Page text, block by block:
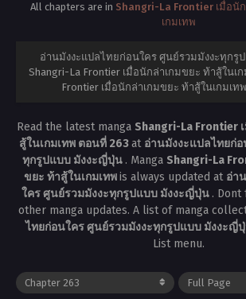
All chapters are in Shangri-La Frontier เมื่อนั
เกมเทพ
อ่านมังงะแปลไทยก่อนใคร ศูนย์รวมมังงะทุกรู
Shangri-La Frontier เมื่อนักล่าเกมขยะ ท้าสู้ในเ
Frontier เมื่อนักล่าเกมขยะ ท้าสู้ในเกมเท
Read the latest manga Shangri-La Frontier
สู้ในเกมเทพ ตอนที่ 263at อ่านมังงะแปลไทยก่
ทุกรูปแบบ มังงะญี่ปุ่น . Manga Shangri-La
ขยะ ท้าสู้ในเกมเทพis always updated at อ่า
ใคร ศูนย์รวมมังงะทุกรูปแบบ มังงะญี่ปุ่น .
other manga updates. A list of manga
ไทยก่อนใคร ศูนย์รวมมังงะทุกรูปแบบ มังงะญี่
List menu.